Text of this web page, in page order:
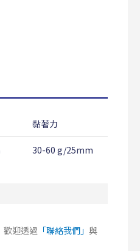
黏著力
30-60 g/25mm
歡迎透過 「聯絡我們」 與